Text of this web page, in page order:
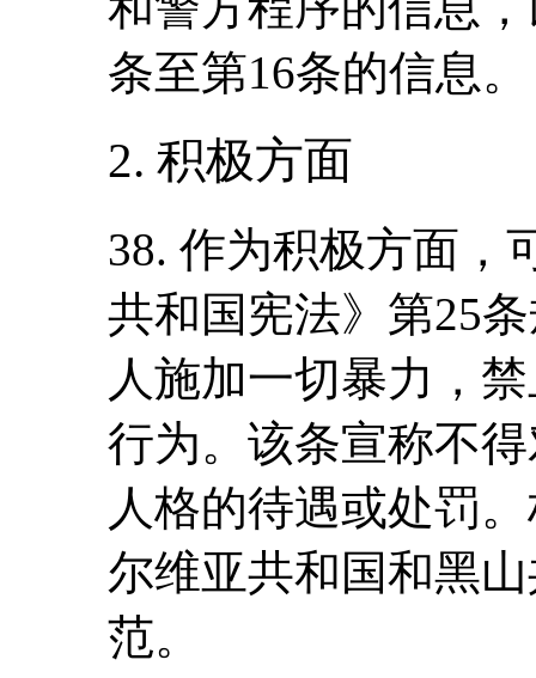
条至第16条的信息。
2. 积极方面
38. 作为积极方面，
共和国宪法》第25
人施加一切暴力，
行为。该条宣称不
人格的待遇或处罚
尔维亚共和国和黑
范。